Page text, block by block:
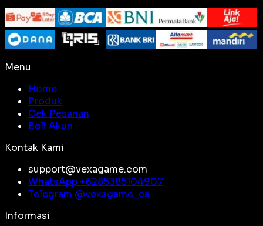
Menu
Home
Produk
Cek Pesanan
Beli Akun
Kontak Kami
support@vexagame.com
WhatsApp +6285385104907
Telegram @vexagame_cs
Informasi